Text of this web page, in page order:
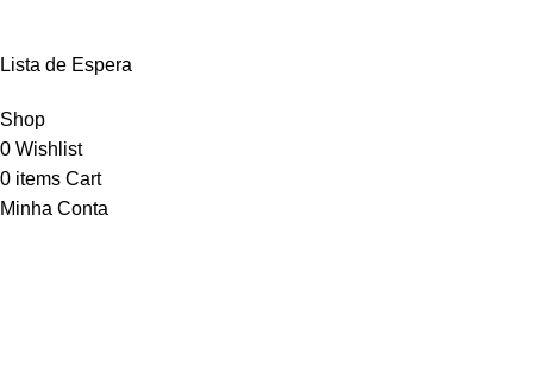
Lista de Espera
Shop
0 Wishlist
0 items Cart
Minha Conta